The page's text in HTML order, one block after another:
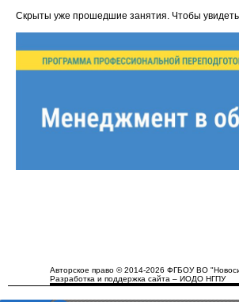
Скрыты уже прошедшие занятия. Чтобы
Авторское право © 2014-2026 ФГБОУ ВО
Разработка и поддержка сайта – ИОДО НГПУ